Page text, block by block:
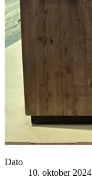
Dato
10. oktober 2024